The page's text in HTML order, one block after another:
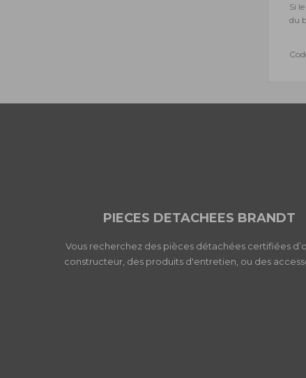
Si
du
PIECES DETACHEES BRANDT
Vous recherchez des pièces détachées certifiées
constructeur, des produits d'entretien, ou des